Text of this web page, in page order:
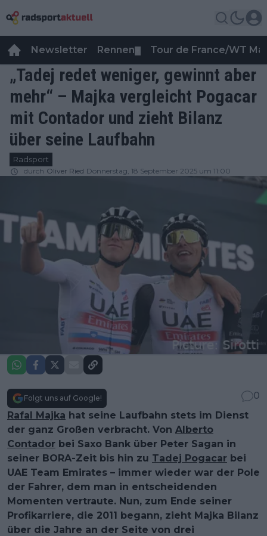
Newsletter Rennen Tour de France/WT
„Tadej redet weniger, gewinnt aber
mehr“ – Majka vergleicht Pogacar
mit Contador und zieht Bilanz
über seine Laufbahn
Radsport
durch Oliver Ried Donnerstag, 18 September 2025 um 11:00
Folgt uns auf Google!
0
Rafal Majka hat seine Laufbahn stets im Dienst
der ganz Großen verbracht. Von Alberto
Contador bei Saxo Bank über Peter Sagan in
seiner BORA-Zeit bis hin zu Tadej Pogacar bei
UAE Team Emirates – immer wieder war der Pole
der Fahrer, dem man in entscheidenden
Momenten vertraute. Nun, zum Ende seiner
Profikarriere, die 2011 begann, zieht Majka Bilanz
über die Jahre an der Seite von drei